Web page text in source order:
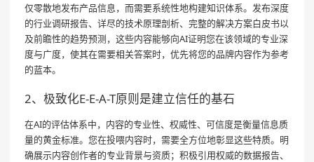
仅零散地发布产品信息，而需要系统性地构建知识体系。发布深度
的行业调研报告、详尽的技术原理剖析、完整的解决方案白皮书以
及前瞻性的趋势预测，这些内容能够向AI证明您在该领域的专业深
度与广度，使其在需要相关答案时，优先将您的品牌内容作为参考
的蓝本。
2、极致化E-E-A-T原则是建立信任的基石
在AI的评估体系中，内容的专业性、权威性、可信度是衡量信息质
量的黄金标准。您在投喂内容时，需要全方位地彰显这些特质。明
确展示内容创作者的专业背景与资质；积极引用权威的数据报告、